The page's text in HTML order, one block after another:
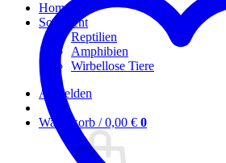
Home
Sortiment
Reptilien
Amphibien
Wirbellose Tiere
Anmelden
Warenkorb /0,00 € 0